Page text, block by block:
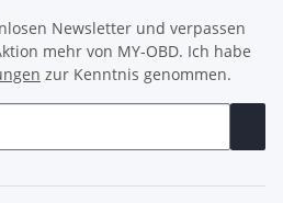
Newsletter und verpassen
mehr von MY-OBD. Ich habe
zur Kenntnis genommen.